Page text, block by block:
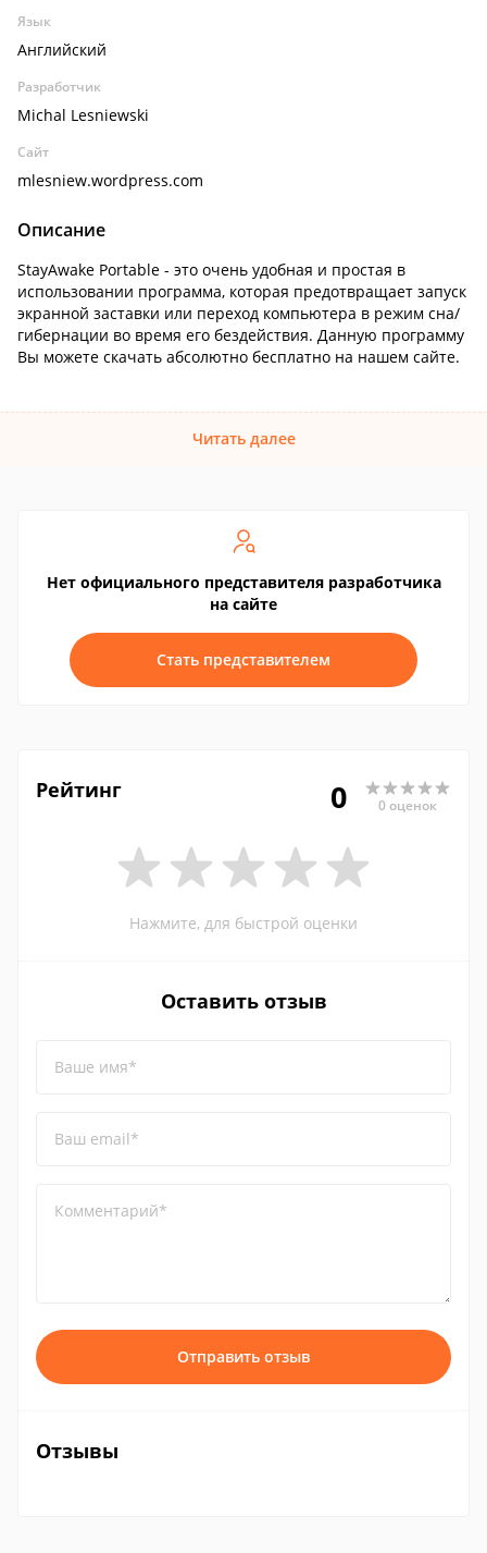
Язык
Английский
Разработчик
Michal Lesniewski
Сайт
mlesniew.wordpress.com
Описание
StayAwake Portable - это очень удобная и простая в
использовании программа, которая предотвращает запуск
экранной заставки или переход компьютера в режим сна/
гибернации во время его бездействия. Данную программу
Вы можете скачать абсолютно бесплатно на нашем сайте.
Читать далее
Нет официального представителя разработчика
на сайте
Стать представителем
Рейтинг 0 0 оценок
Нажмите, для быстрой оценки
Оставить отзыв
Ваше имя*
Ваш email*
Комментарий*
Отправить отзыв
Отзывы